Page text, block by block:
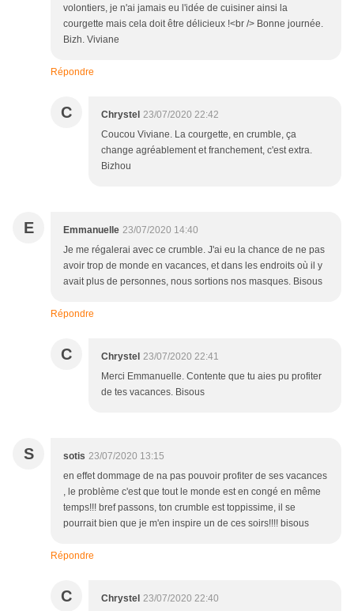
volontiers, je n'ai jamais eu l'idée de cuisiner ainsi la
courgette mais cela doit être délicieux !<br /> Bonne journée.
Bizh. Viviane
Répondre
C Chrystel 23/07/2020 22:42
Coucou Viviane. La courgette, en crumble, ça
change agréablement et franchement, c'est extra.
Bizhou
E Emmanuelle 23/07/2020 14:40
Je me régalerai avec ce crumble. J'ai eu la chance de ne pas
avoir trop de monde en vacances, et dans les endroits où il y
avait plus de personnes, nous sortions nos masques. Bisous
Répondre
C Chrystel 23/07/2020 22:41
Merci Emmanuelle. Contente que tu aies pu profiter
de tes vacances. Bisous
S sotis 23/07/2020 13:15
en effet dommage de na pas pouvoir profiter de ses vacances
, le problème c'est que tout le monde est en congé en même
temps!!! bref passons, ton crumble est toppissime, il se
pourrait bien que je m'en inspire un de ces soirs!!!! bisous
Répondre
C Chrystel 23/07/2020 22:40